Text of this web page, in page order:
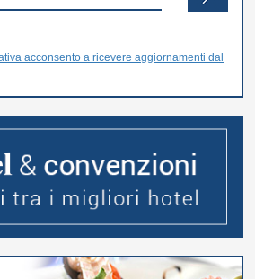
acconsento a ricevere aggiornamenti dal